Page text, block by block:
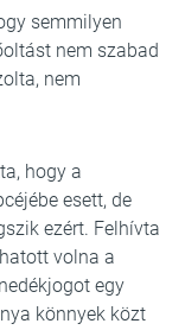
semmilyen
nem szabad
nem
hogy a
esett, de
ezért. Felhívta
volna a
egy
könnyek közt